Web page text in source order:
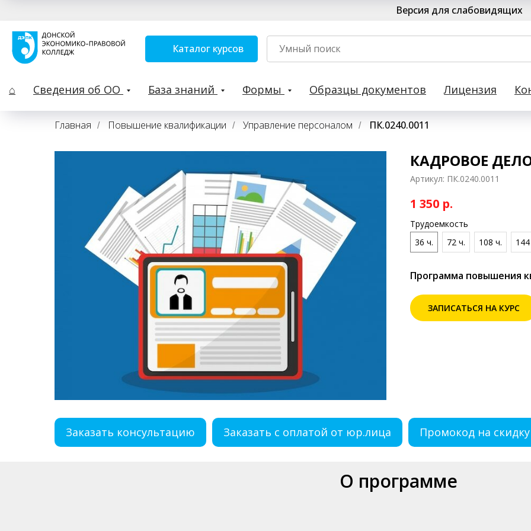
Версия для слабовидящих
Каталог курсов
⌂ Сведения об ОО База знаний Формы Образцы документов Лицензия
Главная / Повышение квалификации / Управление персоналом / ПК.0240.0011
КАДРОВОЕ
Артикул: ПК.0240.0011
1 350 р.
Трудоемкость
36 ч.
72 ч. 108 ч.
Программа повышения
ЗАПИСАТЬСЯ НА КУРС
Заказать консультацию Заказать с оплатой от юр.лица Промокод на скидку
О программе